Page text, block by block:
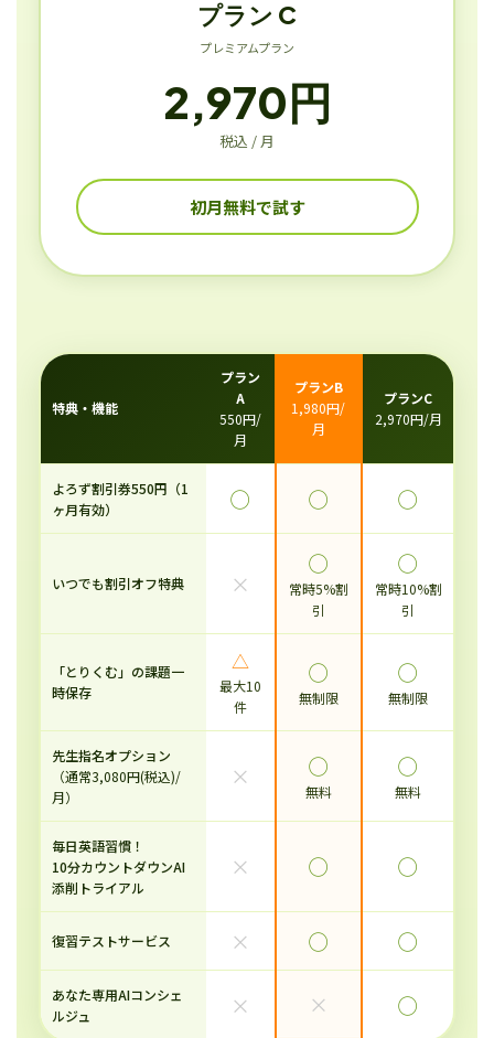
プラン C
プレミアムプラン
2,970円
税込 / 月
初月無料で試す
特典・機能
プラン
A
550円/
月
プランB
1,980円/
月
プランC
2,970円/月
よろず割引券550円（1
ヶ月有効）
◯ ◯ ◯
いつでも割引オフ特典 ×
◯
常時5%割
引
◯
常時10%割
引
「とりくむ」の課題一
時保存
△
最大10
件
◯
無制限
◯
無制限
先生指名オプション
（通常3,080円(税込)/
月）
× ◯
無料
◯
無料
毎日英語習慣！
10分カウントダウンAI
添削トライアル
× ◯ ◯
復習テストサービス × ◯ ◯
あなた専用AIコンシェ
ルジュ
× × ◯